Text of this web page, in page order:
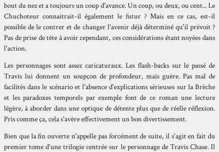
bout du nez et a toujours un coup d'avance. Un coup, ou deux, ou cent... Le
Chuchoteur connaitrait-il également le futur ? Mais en ce cas, est-il
possible de le contrer et de changer l'avenir déjà déterminé qu'il prévoit ?
Pas de prise de tête à avoir cependant, ces considérations étant noyées dans
l'action.
Les personnages sont assez caricaturaux. Les flash-backs sur le passé de
Travis lui donnent un soupçon de profondeur, mais guère. Pas mal de
facilités dans le scénario et l'absence d'explications sérieuses sur la Brèche
et les paradoxes temporels par exemple font de ce roman une lecture
légère, à aborder dans une optique de détente plus que de réelle réflexion.
Pris comme ça, cela s'avère effectivement un bon divertissement.
Bien que la fin ouverte n'appelle pas forcément de suite, il s'agit en fait du
premier tome d'une trilogie centrée sur le personnage de Travis Chase. Il